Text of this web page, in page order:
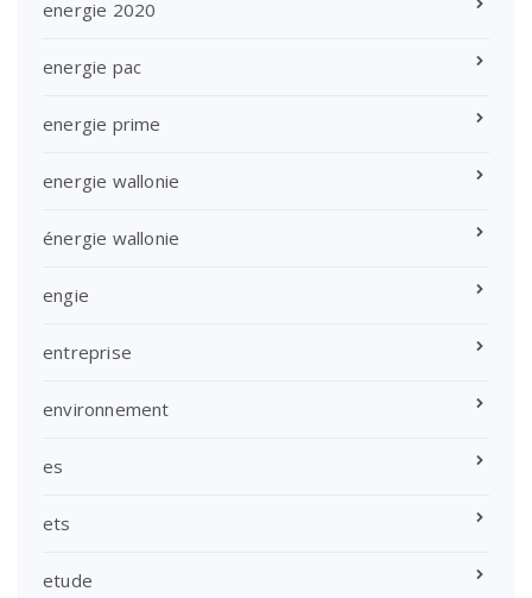
energie 2020
energie pac
energie prime
energie wallonie
énergie wallonie
engie
entreprise
environnement
es
ets
etude